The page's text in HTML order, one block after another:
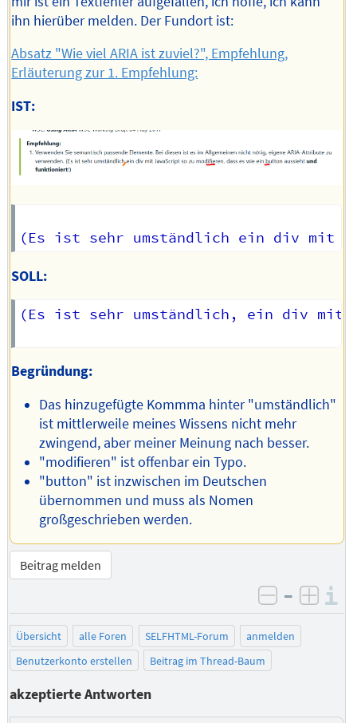
ihn hierüber melden. Der Fundort ist:
Absatz "Wie viel ARIA ist zuviel?", Empfehlung,
Erläuterung zur 1. Empfehlung:
IST:
SOLL:
(Es ist sehr umständlich, ein div mit
Begründung:
Das hinzugefügte Kommma hinter "umständlich"
ist mittlerweile meines Wissens nicht mehr
zwingend, aber meiner Meinung nach besser.
"modifieren" ist offenbar ein Typo.
"button" ist inzwischen im Deutschen
übernommen und muss als Nomen
großgeschrieben werden.
Beitrag melden
negativ
–
Übersicht alle Foren SELFHTML-Forum
anmelden
Benutzerkonto erstellen
Beitrag im Thread-Baum
akzeptierte Antworten